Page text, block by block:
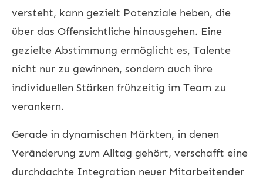
versteht, kann gezielt Potenziale heben, die
über das Offensichtliche hinausgehen. Eine
gezielte Abstimmung ermöglicht es, Talente
nicht nur zu gewinnen, sondern auch ihre
individuellen Stärken frühzeitig im Team zu
verankern.
Gerade in dynamischen Märkten, in denen
Veränderung zum Alltag gehört, verschafft eine
durchdachte Integration neuer Mitarbeitender